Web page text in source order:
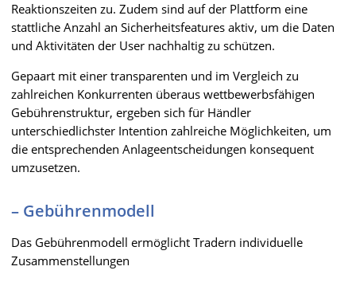
Reaktionszeiten zu. Zudem sind auf der Plattform eine
stattliche Anzahl an Sicherheitsfeatures aktiv, um die Daten
und Aktivitäten der User nachhaltig zu schützen.
Gepaart mit einer transparenten und im Vergleich zu
zahlreichen Konkurrenten überaus wettbewerbsfähigen
Gebührenstruktur, ergeben sich für Händler
unterschiedlichster Intention zahlreiche Möglichkeiten, um
die entsprechenden Anlageentscheidungen konsequent
umzusetzen.
– Gebührenmodell
Das Gebührenmodell ermöglicht Tradern individuelle
Zusammenstellungen